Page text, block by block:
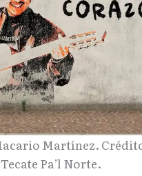
Martínez.
Pa’l Norte.